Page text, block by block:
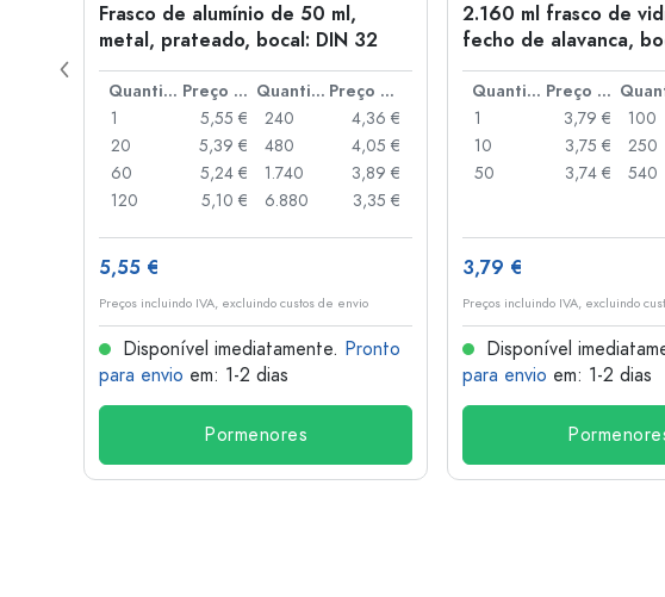
Frasco de alumínio de 50 ml,
metal, prateado, bocal: DIN 32
Quantidade Preço por peça Quantidade
Preço por peça
1
5,55 €
20
5,39 €
60
5,24 €
120
5,10 €
240
4,36 €
480
4,05 €
1.740
3,89 €
6.880
3,35 €
5,55 €
Preços incluindo IVA, excluindo custos de envio
Disponível imediatamente. Pronto
para envio em: 1-2 dias
Pormenores
2.160 ml frasco de
fecho de alavanca,
de alavanca
Quantidade Preço por peça
1
3,79 €
10
3,75 €
50
3,74 €
100
250
540
3,79 €
Preços incluindo IVA, excluindo
Disponível
para envio em: 1-2 dias